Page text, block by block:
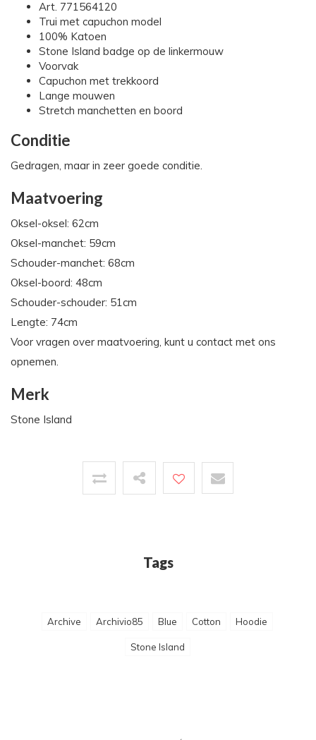
Art. 771564120
Trui met capuchon model
100% Katoen
Stone Island badge op de linkermouw
Voorvak
Capuchon met trekkoord
Lange mouwen
Stretch manchetten en boord
Conditie
Gedragen, maar in zeer goede conditie.
Maatvoering
Oksel-oksel: 62cm
Oksel-manchet: 59cm
Schouder-manchet: 68cm
Oksel-boord: 48cm
Schouder-schouder: 51cm
Lengte: 74cm
Voor vragen over maatvoering, kunt u contact met ons
opnemen.
Merk
Stone Island
Tags
Archive Archivio85 Blue Cotton Hoodie
Stone Island